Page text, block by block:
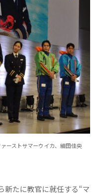
ーストサマーウイカ、細田佳央
新たに教官に就任する“マ